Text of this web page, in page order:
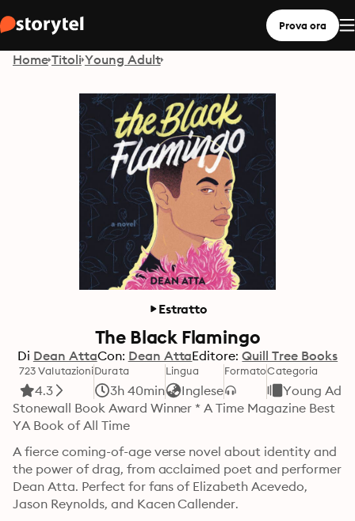
Prova ora
Home Titoli Young Adult
Estratto
The Black Flamingo
Di Dean AttaCon: Dean AttaEditore: Quill Tree Books
723 Valutazioni
4.3
Durata
3h 40min
Lingua
Inglese
FormatoCategoria
Young
Stonewall Book Award Winner * A Time Magazine Best
YA Book of All Time
A fierce coming-of-age verse novel about identity and
the power of drag, from acclaimed poet and performer
Dean Atta. Perfect for fans of Elizabeth Acevedo,
Jason Reynolds, and Kacen Callender.